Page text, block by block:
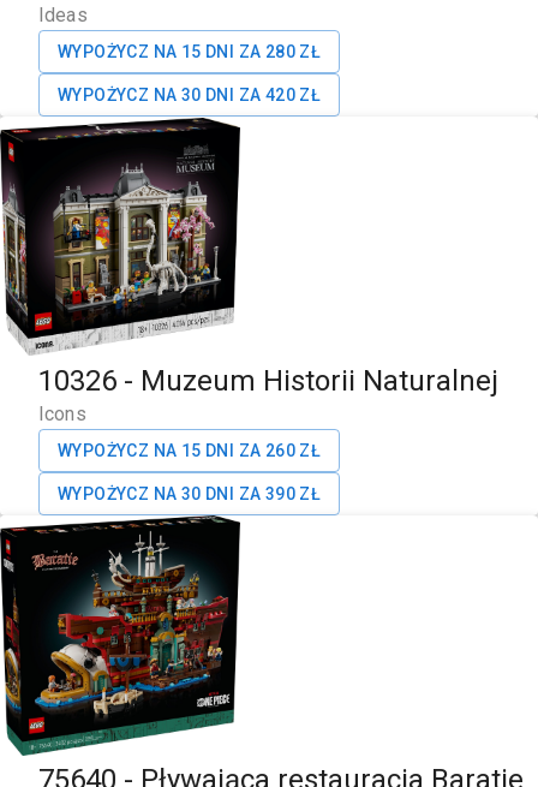
Ideas
WYPOŻYCZ NA 15 DNI ZA 280 ZŁ
WYPOŻYCZ NA 30 DNI ZA 420 ZŁ
10326 - Muzeum Historii Naturalnej
Icons
WYPOŻYCZ NA 15 DNI ZA 260 ZŁ
WYPOŻYCZ NA 30 DNI ZA 390 ZŁ
75640 - Pływająca restauracja Baratie